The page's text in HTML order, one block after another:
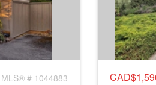
MLS® # 1044883